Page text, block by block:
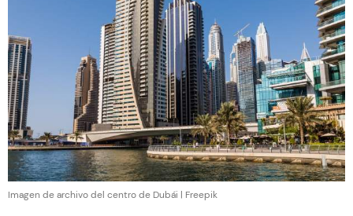
Imagen de archivo del centro de Dubái | Freepik